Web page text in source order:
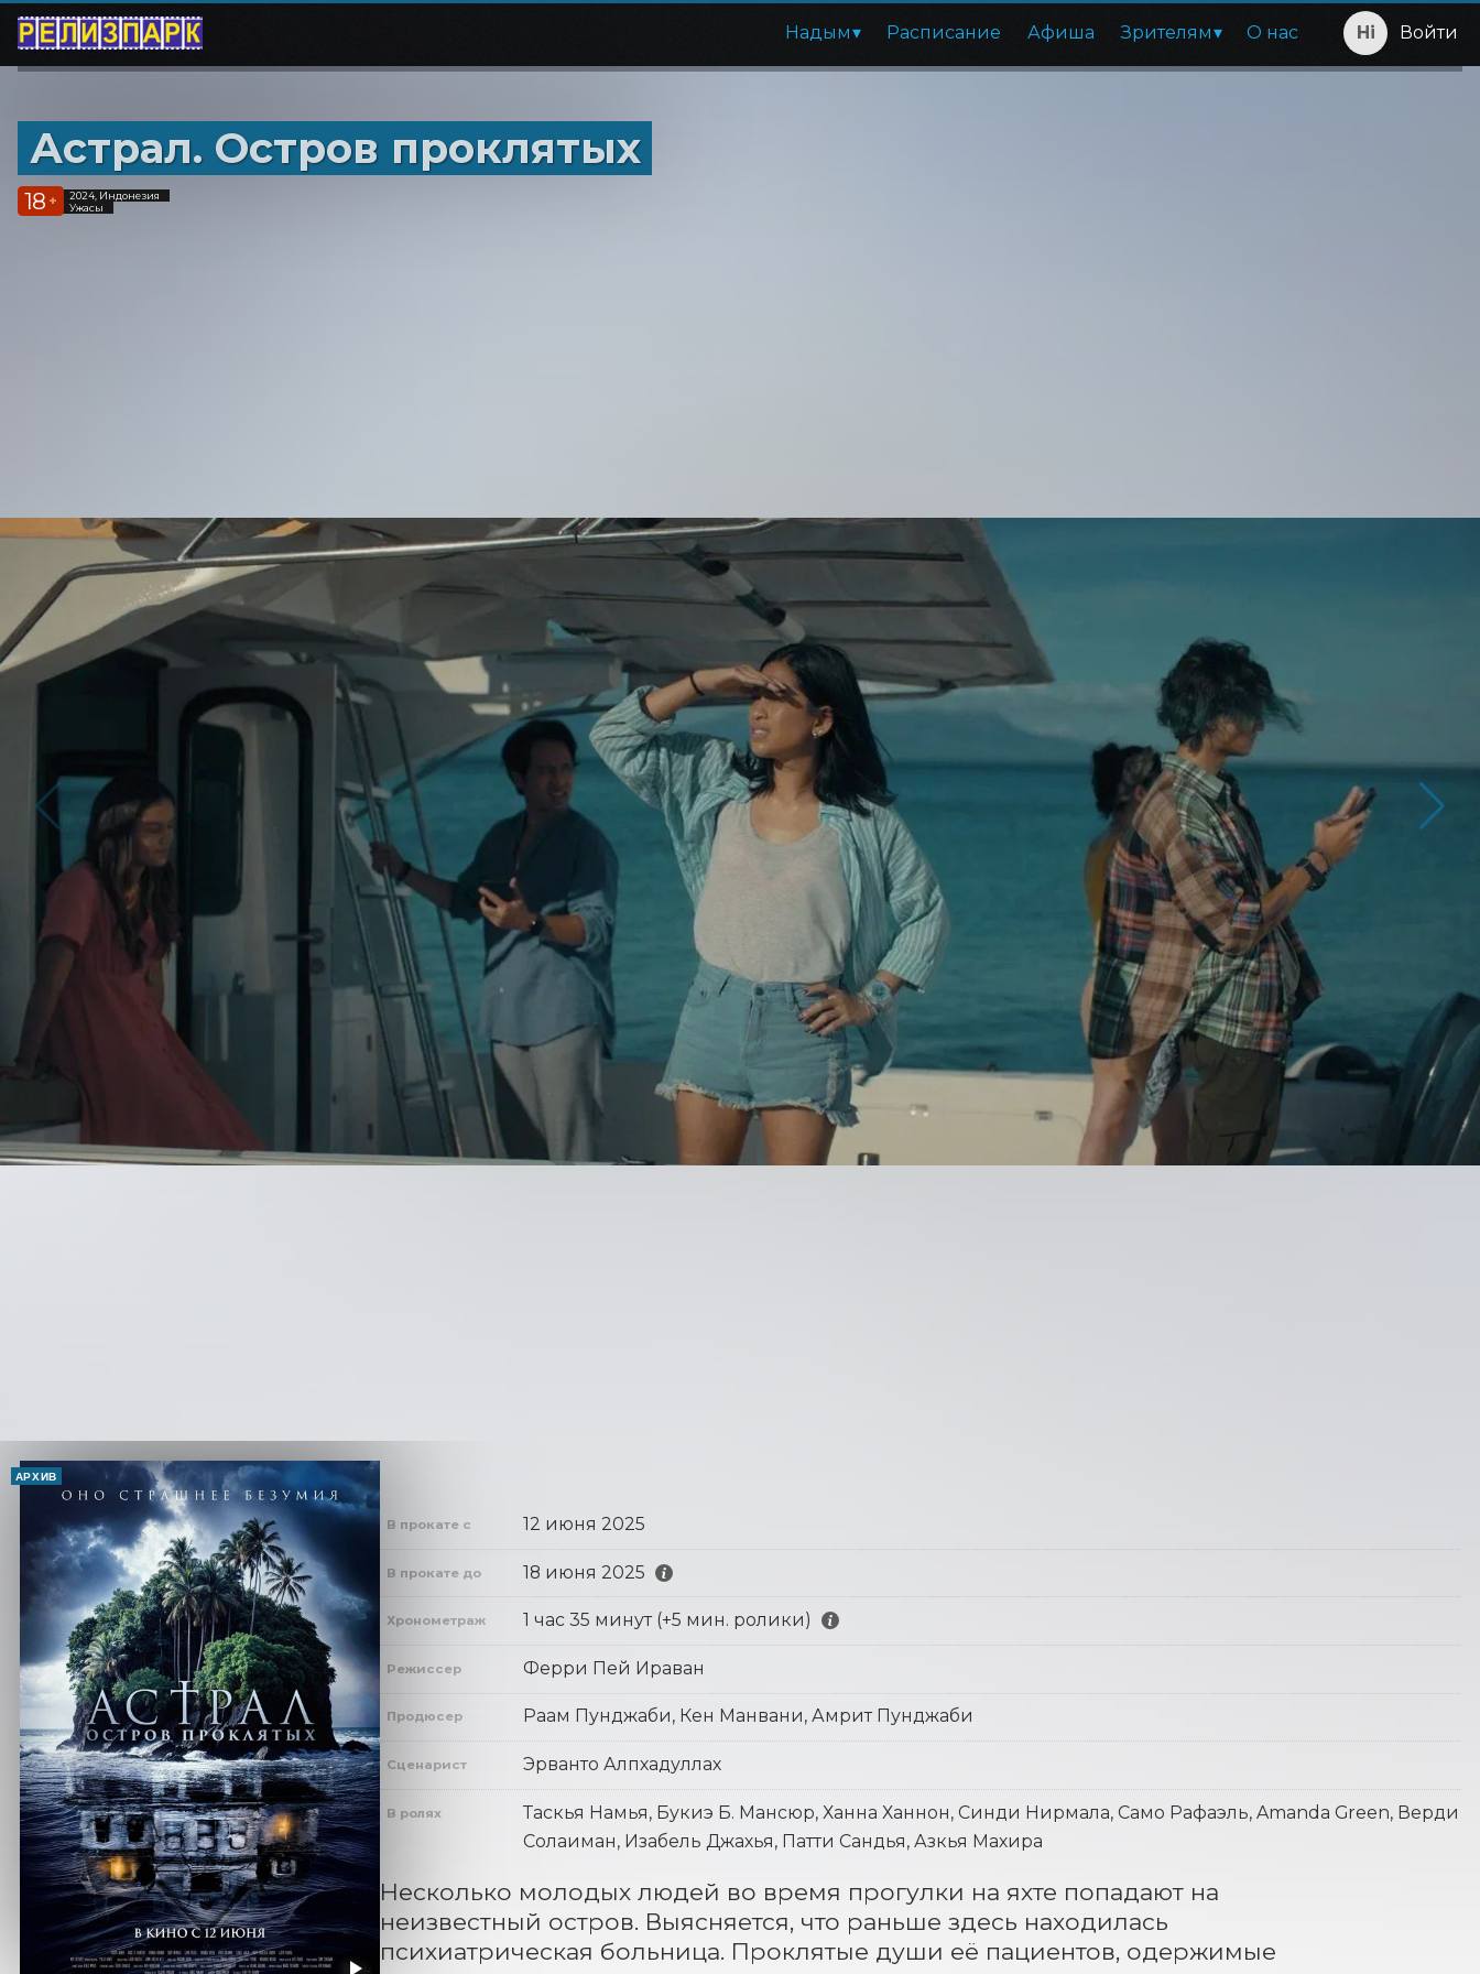
Надым Расписание Афиша Зрителям О нас Войти
Астрал. Остров проклятых
18 +
2024, Индонезия
Ужасы
АРХИВ
В прокате с 12 июня 2025
В прокате до 18 июня 2025
Хронометраж 1 час 35 минут (+5 мин. ролики)
Режиссер Ферри Пей Ираван
Продюсер Раам Пунджаби, Кен Манвани, Амрит Пунджаби
Сценарист Эрванто Алпхадуллах
В ролях
Таскья Намья, Букиэ Б. Мансюр, Ханна Ханнон, Синди Нирмала, Само Рафаэль, Amanda Green, Верди
Солаиман, Изабель Джахья, Патти Сандья, Азкья Махира
Несколько молодых людей во время прогулки на яхте попадают на
неизвестный остров. Выясняется, что раньше здесь находилась
психиатрическая больница. Проклятые души её пациентов, одержимые